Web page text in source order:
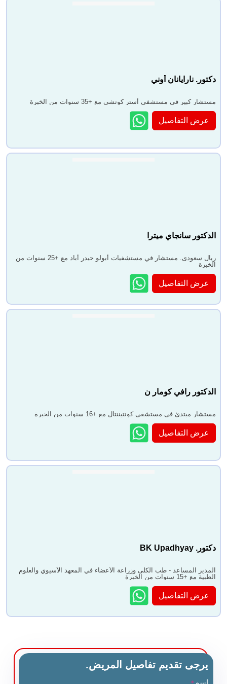
دكتور. نارايانان أوني
مستشار كبير في مستشفى أستر كوتشي مع +35 سنوات من الخبرة
عرض التفاصيل
الدكتور سانجاي ميترا
ريال سعودى. مستشار في مستشفيات أبولو حيدر أباد مع +25 سنوات من
الخبرة
عرض التفاصيل
الدكتور رافي كومار ن
مستشار مبتدئ في مستشفى كونتيننتال مع +16 سنوات من الخبرة
عرض التفاصيل
دكتور. BK Upadhyay
المدير المساعد - طب الكلى وزراعة الأعضاء في المعهد الآسيوي والعلوم
الطبية مع +15 سنوات من الخبرة
عرض التفاصيل
يرجى تقديم تفاصيل المريض.